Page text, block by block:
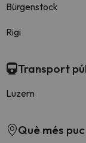
Bürgenstock
Rigi
Transport
Luzern
Què més